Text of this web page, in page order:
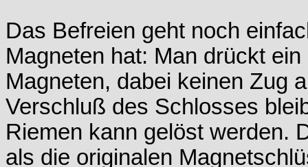
Das Befreien geht noch
Magneten hat: Man drückt
Magneten, dabei keinen Zug
Verschluß des Schlosses
Riemen kann gelöst werden.
als die originalen